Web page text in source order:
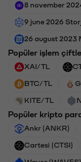
8 november
9 june 2026
26 august 2023
Popüler işlem
XAI/TL
BTC/TL
KITE/TL
Popüler kripto
Ankr (ANKR)
Cartesi (CTSI)